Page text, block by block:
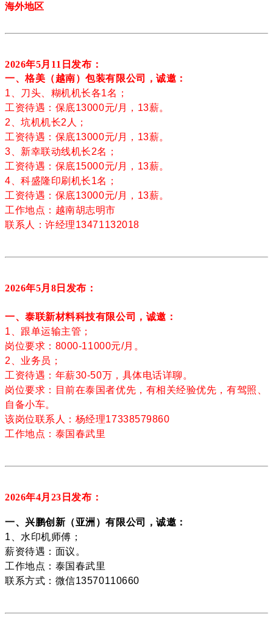
海外地区
2026年5月11 日发布：
一、格美（越南）包装有限公司，诚邀：
1、刀头、糊机机长各1名；
工资待遇：保底13000元/月，13薪。
2、坑机机长2人；
工资待遇：保底13000元/月，13薪。
3、 新幸联动线机长2名；
工资待遇：保底15000元/月，13薪。
4、科盛隆印刷机长1名；
工资待遇：保底13000元/月，13薪。
工作地点：越南胡志明市
联系人：许经理13471132018
2026年5月8 日发布：
一、泰联新材料科技有限公司，诚邀：
1、跟单运输主管；
岗位要求：8000-11000元/月。
2、业务员；
工资待遇：年薪30-50万，具体电话详聊。
岗位要求：目前在泰国者优先，有相关经验优先，有驾照、
自备小车。
该岗位联系人：杨经理17338579860
工作地点：泰国春武里
2026年4月23 日发布：
一、兴鹏创新（亚洲）有限公司，诚邀：
1、水印机师傅；
薪资待遇：面议。
工作地点：泰国春武里
联系方式：微信13570110660